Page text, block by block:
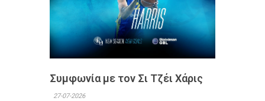
Συμφωνία με τον Σι Τζέι Χάρις
27-07-2026